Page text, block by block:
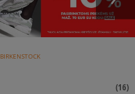
BIRKENSTOCK
(16)